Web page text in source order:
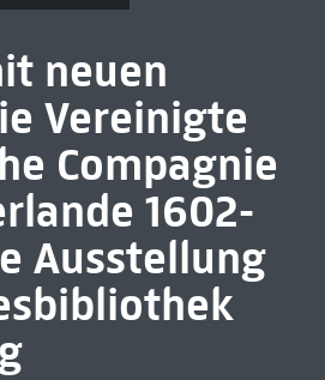
neuen
Vereinigte
Compagnie
1602-
Ausstellung